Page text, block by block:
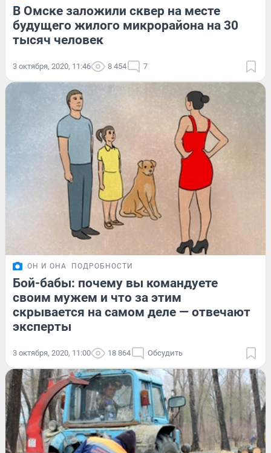
В Омске заложили сквер на месте
будущего жилого микрорайона на 30
тысяч человек
3 октября, 2020, 11:46 8 454 7
ОН И ОНА ПОДРОБНОСТИ
Бой-бабы: почему вы командуете
своим мужем и что за этим
скрывается на самом деле — отвечают
эксперты
3 октября, 2020, 11:00 18 864 Обсудить